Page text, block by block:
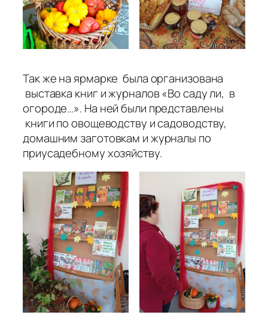
Так же на ярмарке была организована
выставка книг и журналов «Во саду ли, в
огороде…». На ней были представлены
книги по овощеводству и садоводству,
домашним заготовкам и журналы по
приусадебному хозяйству.